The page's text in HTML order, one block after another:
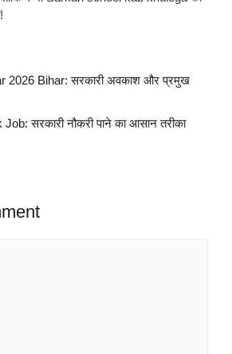
2026 Bihar: सरकारी अवकाश और प्रमुख
सरकारी नौकरी पाने का आसान तरीका